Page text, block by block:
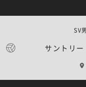
サントリー
SV